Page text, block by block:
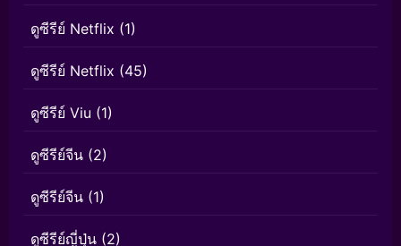
ดูซีรีย์ Netflix (1)
ดูซีรีย์ Netflix (45)
ดูซีรีย์ Viu (1)
ดูซีรีย์จีน (2)
ดูซีรีย์จีน (1)
ดูซีรีย์ญี่ปุ่น (2)